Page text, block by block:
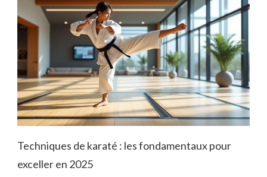
Techniques de karaté : les fondamentaux pour
exceller en 2025